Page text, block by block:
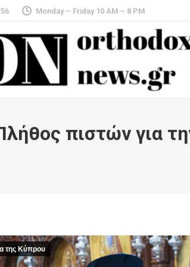
Monday – Friday 10 AM – 8 PM
πιστών για
της Κύπρου